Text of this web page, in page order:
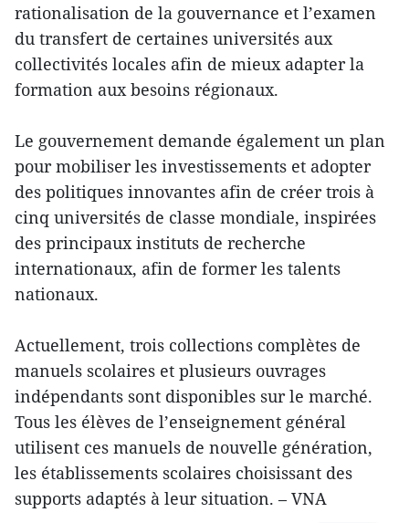
rationalisation de la gouvernance et l’examen
du transfert de certaines universités aux
collectivités locales afin de mieux adapter la
formation aux besoins régionaux.
Le gouvernement demande également un plan
pour mobiliser les investissements et adopter
des politiques innovantes afin de créer trois à
cinq universités de classe mondiale, inspirées
des principaux instituts de recherche
internationaux, afin de former les talents
nationaux.
Actuellement, trois collections complètes de
manuels scolaires et plusieurs ouvrages
indépendants sont disponibles sur le marché.
Tous les élèves de l’enseignement général
utilisent ces manuels de nouvelle génération,
les établissements scolaires choisissant des
supports adaptés à leur situation. – VNA